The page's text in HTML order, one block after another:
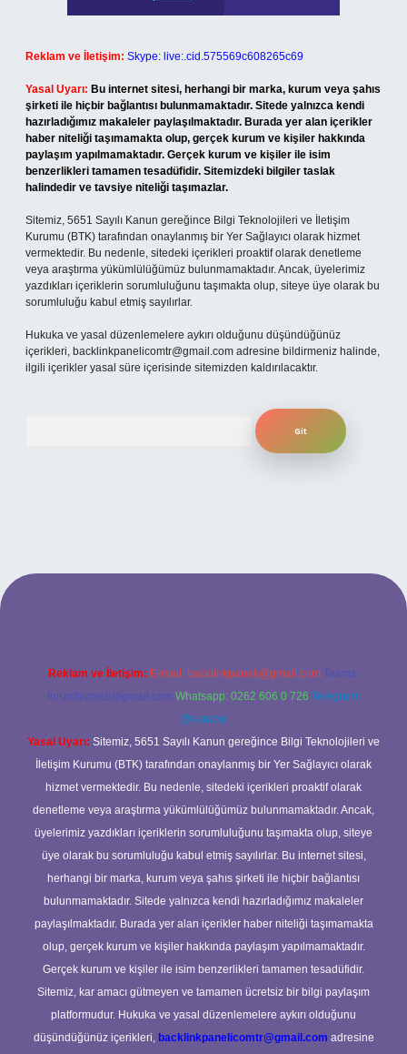
Reklam ve İletişim: Skype: live:.cid.575569c608265c69
Yasal Uyarı: Bu internet sitesi, herhangi bir marka, kurum veya şahıs
şirketi ile hiçbir bağlantısı bulunmamaktadır. Sitede yalnızca kendi
hazırladığımız makaleler paylaşılmaktadır. Burada yer alan içerikler
haber niteliği taşımamakta olup, gerçek kurum ve kişiler hakkında
paylaşım yapılmamaktadır. Gerçek kurum ve kişiler ile isim
benzerlikleri tamamen tesadüfidir. Sitemizdeki bilgiler taslak
halindedir ve tavsiye niteliği taşımazlar.
Sitemiz, 5651 Sayılı Kanun gereğince Bilgi Teknolojileri ve İletişim
Kurumu (BTK) tarafından onaylanmış bir Yer Sağlayıcı olarak hizmet
vermektedir. Bu nedenle, sitedeki içerikleri proaktif olarak denetleme
veya araştırma yükümlülüğümüz bulunmamaktadır. Ancak, üyelerimiz
yazdıkları içeriklerin sorumluluğunu taşımakta olup, siteye üye olarak bu
sorumluluğu kabul etmiş sayılırlar.
Hukuka ve yasal düzenlemelere aykırı olduğunu düşündüğünüz
içerikleri, backlinkpanelicomtr@gmail.com adresine bildirmeniz halinde,
ilgili içerikler yasal süre içerisinde sitemizden kaldırılacaktır.
Reklam ve İletişim: E-mail: backlinkpaneli@gmail.com Teams:
forumhizmeti@gmail.com Whatsapp: 0262 606 0 726 Telegram:
@karabul
Yasal Uyarı: Sitemiz, 5651 Sayılı Kanun gereğince Bilgi Teknolojileri ve
İletişim Kurumu (BTK) tarafından onaylanmış bir Yer Sağlayıcı olarak
hizmet vermektedir. Bu nedenle, sitedeki içerikleri proaktif olarak
denetleme veya araştırma yükümlülüğümüz bulunmamaktadır. Ancak,
üyelerimiz yazdıkları içeriklerin sorumluluğunu taşımakta olup, siteye
üye olarak bu sorumluluğu kabul etmiş sayılırlar. Bu internet sitesi,
herhangi bir marka, kurum veya şahıs şirketi ile hiçbir bağlantısı
bulunmamaktadır. Sitede yalnızca kendi hazırladığımız makaleler
paylaşılmaktadır. Burada yer alan içerikler haber niteliği taşımamakta
olup, gerçek kurum ve kişiler hakkında paylaşım yapılmamaktadır.
Gerçek kurum ve kişiler ile isim benzerlikleri tamamen tesadüfidir.
Sitemiz, kar amacı gütmeyen ve tamamen ücretsiz bir bilgi paylaşım
platformudur. Hukuka ve yasal düzenlemelere aykırı olduğunu
düşündüğünüz içerikleri, backlinkpanelicomtr@gmail.com adresine